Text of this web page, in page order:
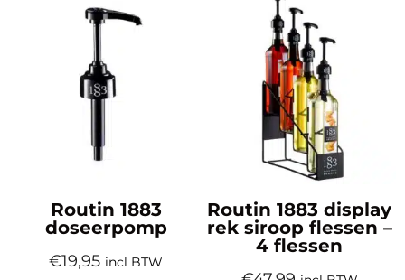
Routin 1883
doseerpomp
€19,95 incl BTW
Routin 1883 display
rek siroop flessen –
4 flessen